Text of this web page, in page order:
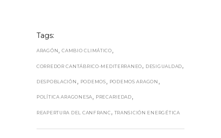
Tags:
ARAGÓN,CAMBIO CLIMÁTICO,
CORREDOR CANTÁBRICO-MEDITERRANEO, DESIGUALDAD,
DESPOBLACIÓN , PODEMOS, PODEMOS ARAGON ,
POLÍTICA ARAGONESA, PRECARIEDAD,
REAPERTURA DEL CANFRANC, TRANSICIÓN ENERGÉTICA